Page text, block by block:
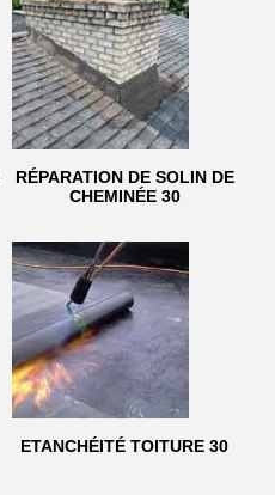
RÉPARATION DE SOLIN DE
CHEMINÉE 30
ETANCHÉITÉ TOITURE 30